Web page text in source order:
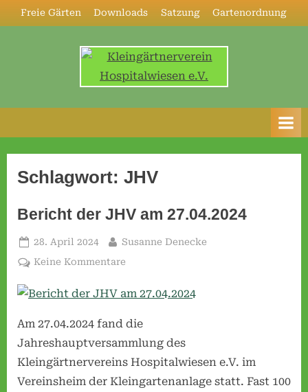
Skip
to
Freie Gärten Downloads Satzung Gartenordnung
e
i
n
ä
t
e
e
r
e
Schlagwort: JHV
Bericht der JHV am 27.04.2024
Posted
on
28. April 2024 By
Susanne Denecke
Keine Kommentare
der
am
27.04.2024
Am 27.04.2024 fand die
Jahreshauptversammlung des
Kleingärtnervereins Hospitalwiesen e.V. im
Vereinsheim der Kleingartenanlage statt. Fast 100